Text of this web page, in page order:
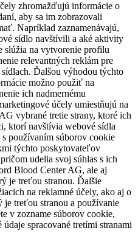
zhromažďujú informácie o
aby sa im zobrazovali
Napríklad zaznamenávajú,
sídlo navštívili a aké aktivity
slúžia na vytvorenie profilu
relevantných reklám pre
Ďalšou výhodou týchto
možno použiť na
ich nadmernému
účely umiestňujú na
vybrané tretie strany, ktoré ich
ktorí navštívia webové sídla
používaním súborov cookie
týchto poskytovateľov
udelia svoj súhlas s ich
Blood Center AG, ale aj
je treťou stranou. Ďalšie
na reklamné účely, ako aj o
treťou stranou a používanie
v zozname súborov cookie,
spracované tretími stranami